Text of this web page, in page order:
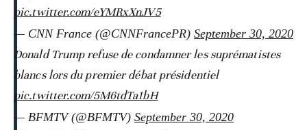
pic.twitter.com/eYMRxXnJV5
— CNN France (@CNNFrancePR) September 30, 2020
Donald Trump refuse de condamner les suprématistes
blancs lors du premier débat présidentiel
pic.twitter.com/5M6tdTa1bH
— BFMTV (@BFMTV) September 30, 2020